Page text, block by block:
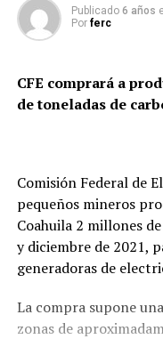
Publicado 6 años
Por ferc
CFE comprará a
de toneladas de
Comisión Federal de
pequeños mineros
Coahuila 2 millones
y diciembre de 2021,
generadoras de
La compra supone
zonas de